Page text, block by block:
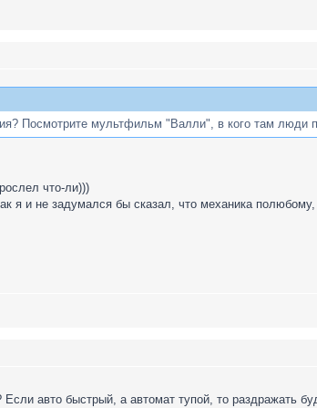
Посмотрите мультфильм "Валли", в кого там люди
что-ли)))
я и не задумался бы сказал, что механика
Если авто быстрый, а автомат тупой, то раздражать